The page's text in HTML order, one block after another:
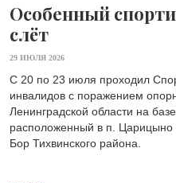
Особенный
слёт
29 ИЮЛЯ 2026
С 20 по 23 июля проходил
инвалидов с поражением
Ленинградской области на
расположенный в п. Царицыно
Бор Тихвинского района.